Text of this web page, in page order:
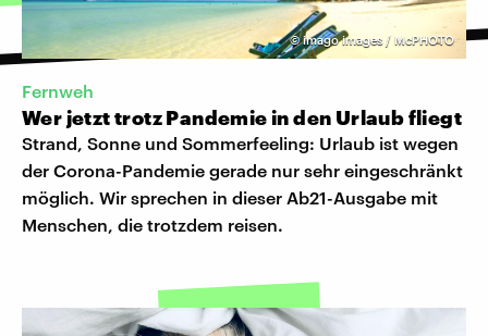
©imago images / McPHOTO
Fernweh
Wer jetzt trotz Pandemie in den Urlaub fliegt
Strand, Sonne und Sommerfeeling: Urlaub ist wegen
der Corona-Pandemie gerade nur sehr eingeschränkt
möglich. Wir sprechen in dieser Ab21-Ausgabe mit
Menschen, die trotzdem reisen.